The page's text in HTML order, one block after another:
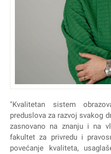
"Kvalitetan sistem
preduslova za razvoj svakog
zasnovano na znanju i na
fakultet za privredu i
povećanje kvaliteta,